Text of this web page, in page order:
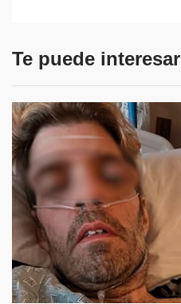
Te puede interesar